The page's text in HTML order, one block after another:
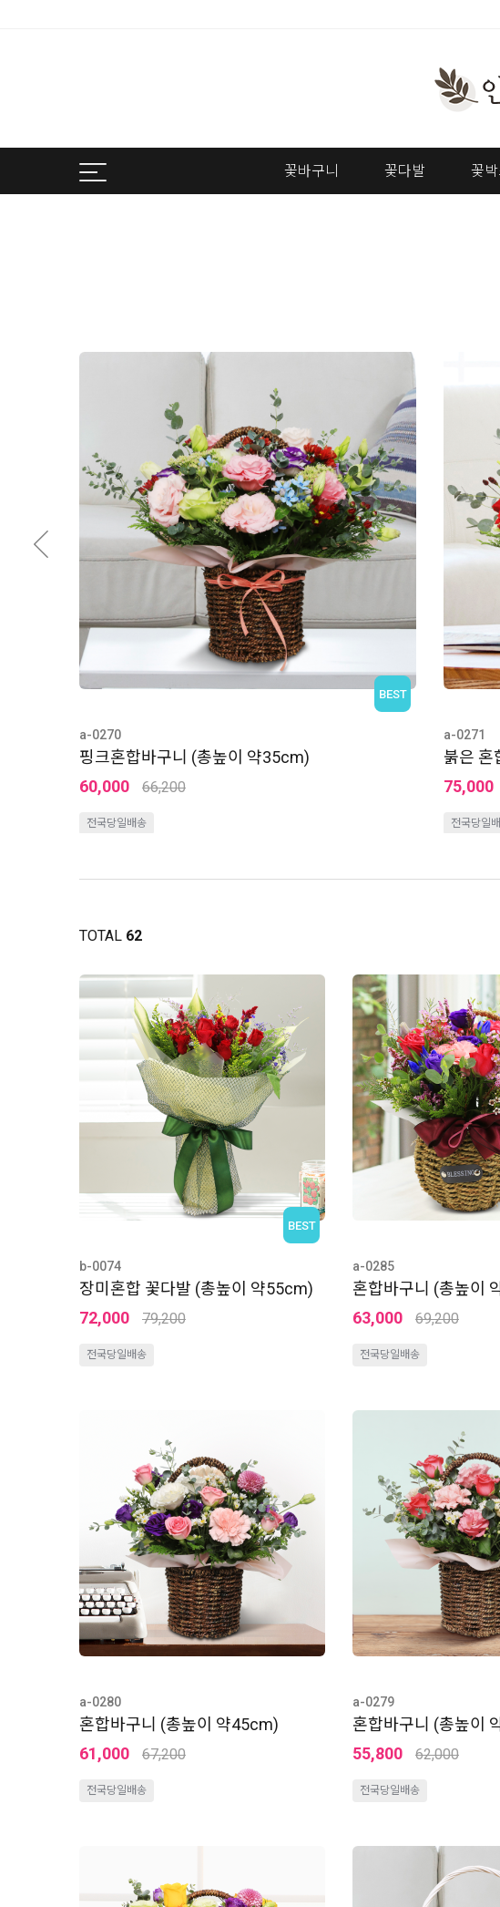
꽃바구니 꽃다발 꽃
BEST
a-0271
붉은 혼합바구니 (총높이 약40cm)
75,000
82,200
전국당일배송
a-0270
핑크혼
60,000
전국당일
TOTAL 62
BEST
b-0074
장미혼합 꽃다발 (총높이 약55cm)
72,000
79,200
전국당일배송
a-0285
혼합바구니 (총높이
63,000
69,200
전국당일배송
a-0280
혼합바구니 (총높이 약45cm)
61,000
67,200
전국당일배송
a-0279
혼합바구니 (총높이
55,800
62,000
전국당일배송